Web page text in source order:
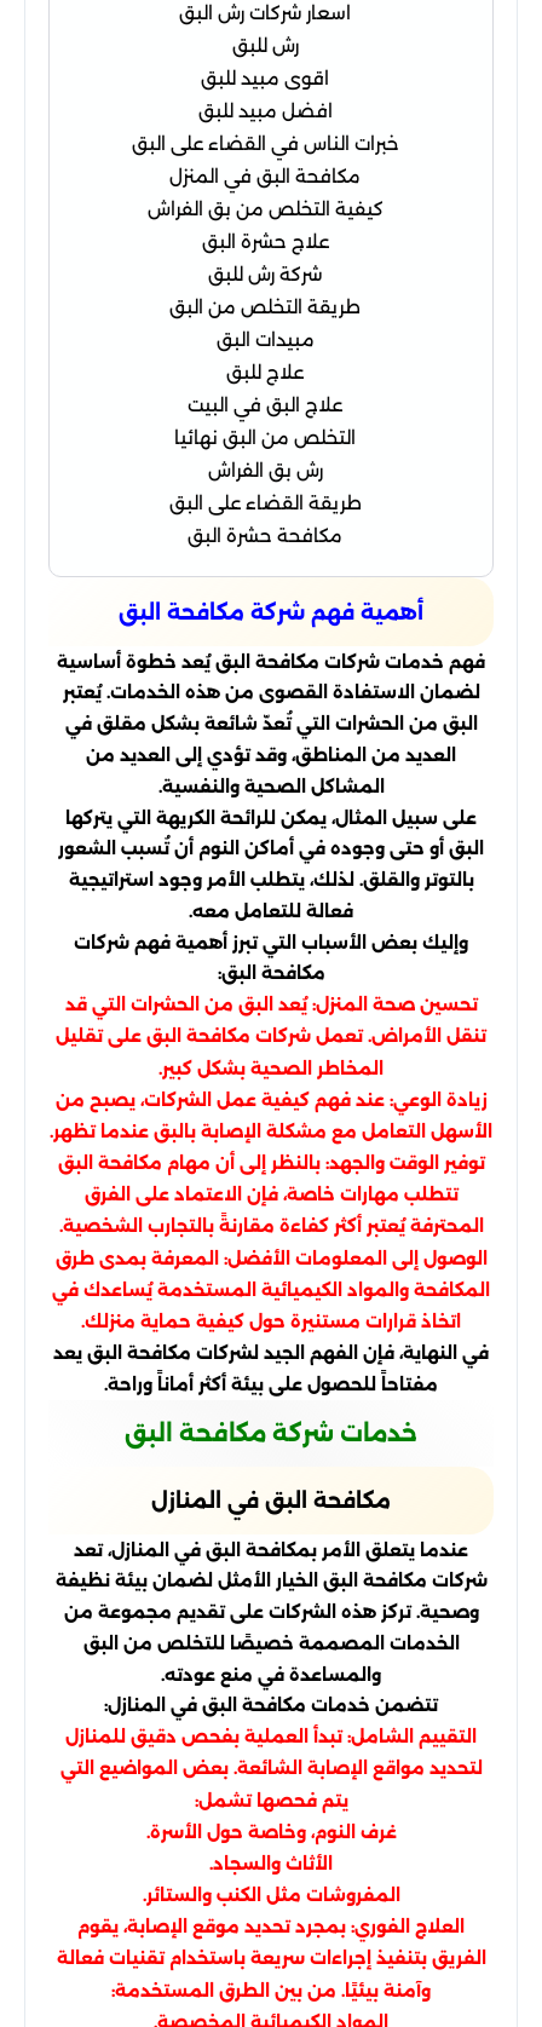
اسعار شركات رش البق
رش للبق
اقوى مبيد للبق
افضل مبيد للبق
خبرات الناس في القضاء على البق
مكافحة البق في المنزل
كيفية التخلص من بق الفراش
علاج حشرة البق
شركة رش للبق
طريقة التخلص من البق
مبيدات البق
علاج للبق
علاج البق في البيت
التخلص من البق نهائيا
رش بق الفراش
طريقة القضاء على البق
مكافحة حشرة البق
أهمية فهم شركة مكافحة البق
فهم خدمات شركات مكافحة البق يُعد خطوة أساسية
لضمان الاستفادة القصوى من هذه الخدمات. يُعتبر
البق من الحشرات التي تُعدّ شائعة بشكل مقلق في
العديد من المناطق، وقد تؤدي إلى العديد من
المشاكل الصحية والنفسية.
على سبيل المثال، يمكن للرائحة الكريهة التي يتركها
البق أو حتى وجوده في أماكن النوم أن تُسبب الشعور
بالتوتر والقلق. لذلك، يتطلب الأمر وجود استراتيجية
فعالة للتعامل معه.
وإليك بعض الأسباب التي تبرز أهمية فهم شركات
مكافحة البق:
تحسين صحة المنزل: يُعد البق من الحشرات التي قد
تنقل الأمراض. تعمل شركات مكافحة البق على تقليل
المخاطر الصحية بشكل كبير.
زيادة الوعي: عند فهم كيفية عمل الشركات، يصبح من
الأسهل التعامل مع مشكلة الإصابة بالبق عندما تظهر.
توفير الوقت والجهد: بالنظر إلى أن مهام مكافحة البق
تتطلب مهارات خاصة، فإن الاعتماد على الفرق
المحترفة يُعتبر أكثر كفاءة مقارنةً بالتجارب الشخصية.
الوصول إلى المعلومات الأفضل: المعرفة بمدى طرق
المكافحة والمواد الكيميائية المستخدمة يُساعدك في
اتخاذ قرارات مستنيرة حول كيفية حماية منزلك.
في النهاية، فإن الفهم الجيد لشركات مكافحة البق يعد
مفتاحاً للحصول على بيئة أكثر أماناً وراحة.
خدمات شركة مكافحة البق
مكافحة البق في المنازل
عندما يتعلق الأمر بمكافحة البق في المنازل، تعد
شركات مكافحة البق الخيار الأمثل لضمان بيئة نظيفة
وصحية. تركز هذه الشركات على تقديم مجموعة من
الخدمات المصممة خصيصًا للتخلص من البق
والمساعدة في منع عودته.
تتضمن خدمات مكافحة البق في المنازل:
التقييم الشامل: تبدأ العملية بفحص دقيق للمنازل
لتحديد مواقع الإصابة الشائعة. بعض المواضيع التي
يتم فحصها تشمل:
غرف النوم، وخاصة حول الأسرة.
الأثاث والسجاد.
المفروشات مثل الكنب والستائر.
العلاج الفوري: بمجرد تحديد موقع الإصابة، يقوم
الفريق بتنفيذ إجراءات سريعة باستخدام تقنيات فعالة
وآمنة بيئيًا. من بين الطرق المستخدمة:
المواد الكيميائية المخصصة.